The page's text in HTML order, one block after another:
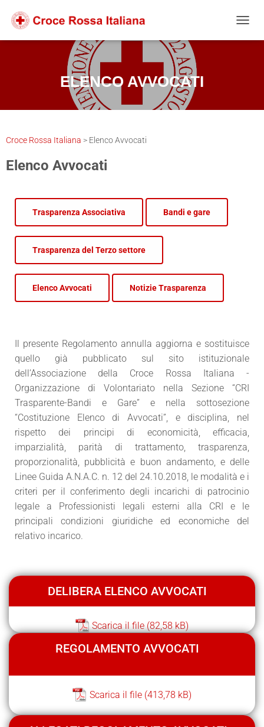
contenuto
alla
navigazione
footer
ELENCO AVVOCATI
Croce Rossa Italiana > Elenco Avvocati
Elenco Avvocati
Trasparenza Associativa Bandi e gare
Trasparenza del Terzo settore
Elenco Avvocati Notizie Trasparenza
Il presente Regolamento annulla aggiorna e sostituisce
quello già pubblicato sul sito istituzionale
dell’Associazione della Croce Rossa Italiana -
Organizzazione di Volontariato nella Sezione “CRI
Trasparente-Bandi e Gare” e nella sottosezione
“Costituzione Elenco di Avvocati”, e disciplina, nel
rispetto dei principi di economicità, efficacia,
imparzialità, parità di trattamento, trasparenza,
proporzionalità, pubblicità e buon andamento, e delle
Linee Guida A.N.A.C. n. 12 del 24.10.2018, le modalità e i
criteri per il conferimento degli incarichi di patrocinio
legale a Professionisti legali esterni alla CRI e le
principali condizioni giuridiche ed economiche del
relativo incarico.
DELIBERA ELENCO AVVOCATI
Scarica il file
REGOLAMENTO AVVOCATI
Scarica il file